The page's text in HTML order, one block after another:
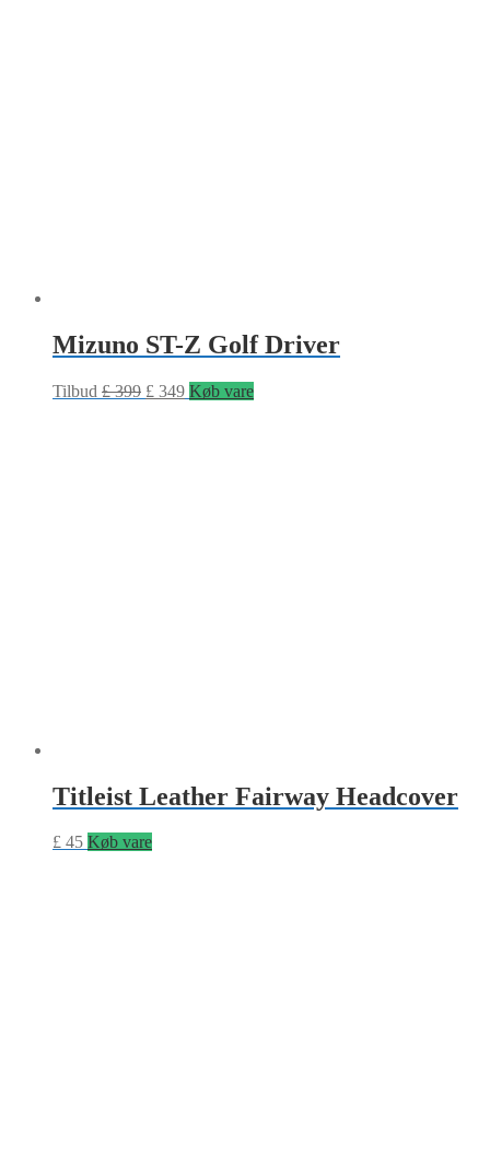
Mizuno ST-Z Golf Driver
Tilbud £399 £ 349 Køb vare
Titleist Leather Fairway Headcover
£ 45 Køb vare